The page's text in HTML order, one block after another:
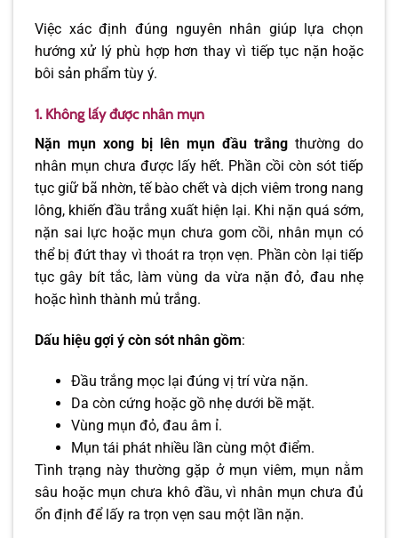
Việc xác định đúng nguyên nhân giúp lựa chọn
hướng xử lý phù hợp hơn thay vì tiếp tục nặn hoặc
bôi sản phẩm tùy ý.
1. Không lấy được nhân mụn
Nặn mụn xong bị lên mụn đầu trắng thường do
nhân mụn chưa được lấy hết. Phần cồi còn sót tiếp
tục giữ bã nhờn, tế bào chết và dịch viêm trong nang
lông, khiến đầu trắng xuất hiện lại. Khi nặn quá sớm,
nặn sai lực hoặc mụn chưa gom cồi, nhân mụn có
thể bị đứt thay vì thoát ra trọn vẹn. Phần còn lại tiếp
tục gây bít tắc, làm vùng da vừa nặn đỏ, đau nhẹ
hoặc hình thành mủ trắng.
Dấu hiệu gợi ý còn sót nhân gồm:
Đầu trắng mọc lại đúng vị trí vừa nặn.
Da còn cứng hoặc gồ nhẹ dưới bề mặt.
Vùng mụn đỏ, đau âm ỉ.
Mụn tái phát nhiều lần cùng một điểm.
Tình trạng này thường gặp ở mụn viêm, mụn nằm
sâu hoặc mụn chưa khô đầu, vì nhân mụn chưa đủ
ổn định để lấy ra trọn vẹn sau một lần nặn.